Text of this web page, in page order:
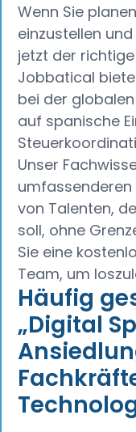
Wenn Sie
einzustellen
jetzt der
Jobbatical
bei der
auf spanische
Unser
von Talenten,
soll, ohne
Sie eine
Team, um
Häufig
„Digital